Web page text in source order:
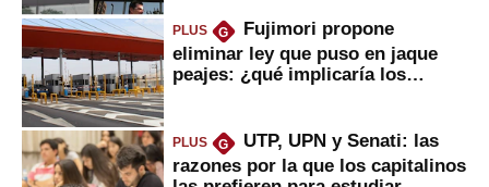
PLUS G
Fujimori propone
eliminar ley que puso en jaque
peajes: ¿qué implicaría los
PLUS G
UTP, UPN y Senati: las
razones por la que los capitalinos